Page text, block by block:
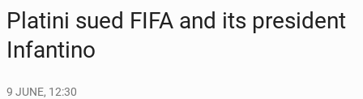
Platini sued FIFA and its pres­i­dent
In­fan­ti­no
9 JUNE, 12:30